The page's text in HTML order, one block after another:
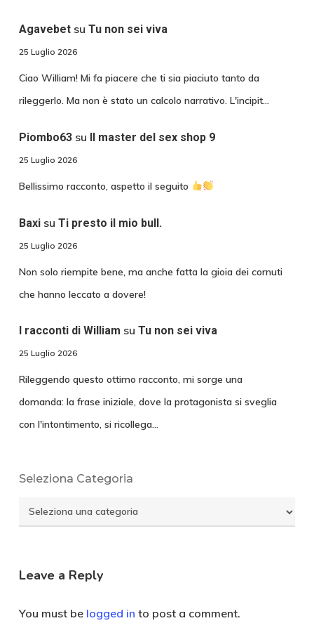
Agavebetsu Tu non sei viva
25 Luglio 2026
Ciao William! Mi fa piacere che ti sia piaciuto tanto da
rileggerlo. Ma non è stato un calcolo narrativo. L'incipit…
Piombo63su Il master del sex shop 9
25 Luglio 2026
Bellissimo racconto, aspetto il seguito
Baxisu Ti presto il mio bull.
25 Luglio 2026
Non solo riempite bene, ma anche fatta la gioia dei cornuti
che hanno leccato a dovere!
I racconti di William su Tu non sei viva
25 Luglio 2026
Rileggendo questo ottimo racconto, mi sorge una
domanda: la frase iniziale, dove la protagonista si sveglia
con l'intontimento, si ricollega…
Seleziona Categoria
Seleziona
Categoria
Leave a Reply
You must be logged in to post a comment.